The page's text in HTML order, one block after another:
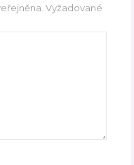
Vyžadované